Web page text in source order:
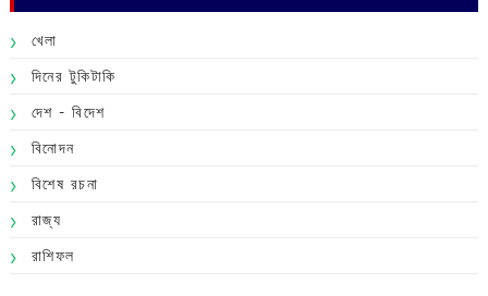
খেলা
দিনের টুকিটাকি
দেশ - বিদেশ
বিনোদন
বিশেষ রচনা
রাজ্য
রাশিফল